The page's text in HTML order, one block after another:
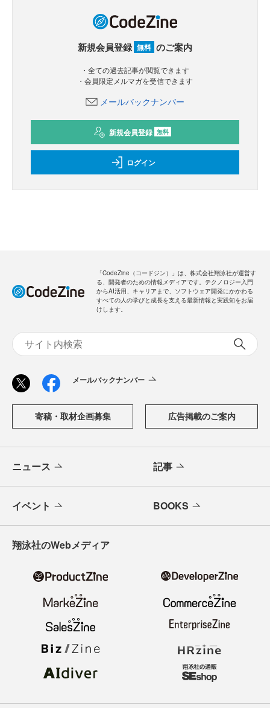
新規会員登録 無料 のご案内
・全ての過去記事が閲覧できます
・会員限定メルマガを受信できます
メールバックナンバー
新規会員登録 無料
ログイン
「CodeZine（コードジン）」は、株式会社翔泳社が運営す
る、開発者のための情報メディアです。テクノロジー入門
からAI活用、キャリアまで、ソフトウェア開発にかかわる
すべての人の学びと成長を支える最新情報と実践知をお届
けします。
メールバックナンバー
寄稿・取材企画募集 広告掲載のご案内
ニュース 記事
イベント BOOKS
翔泳社のWebメディア